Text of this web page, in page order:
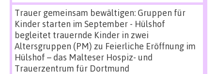
Trauer gemeinsam bewältigen: Gruppen für
Kinder starten im September - Hülshof
begleitet trauernde Kinder in zwei
Altersgruppen (PM) zu Feierliche Eröffnung im
Hülshof – das Malteser Hospiz- und
Trauerzentrum für Dortmund